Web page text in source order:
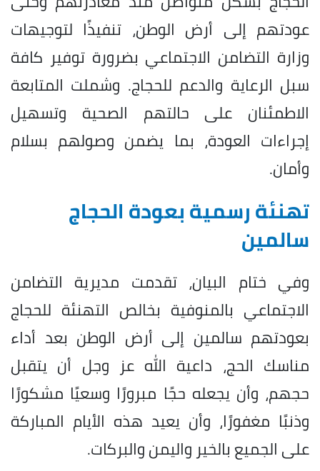
عودتهم إلى أرض الوطن، تنفيذًا لتوجيهات
وزارة التضامن الاجتماعي بضرورة توفير كافة
سبل الرعاية والدعم للحجاج. وشملت المتابعة
الاطمئنان على حالتهم الصحية وتسهيل
إجراءات العودة، بما يضمن وصولهم بسلام
وأمان.
تهنئة رسمية بعودة الحجاج
سالمين
وفي ختام البيان، تقدمت مديرية التضامن
الاجتماعي بالمنوفية بخالص التهنئة للحجاج
بعودتهم سالمين إلى أرض الوطن بعد أداء
مناسك الحج، داعية الله عز وجل أن يتقبل
حجهم، وأن يجعله حجًا مبرورًا وسعيًا مشكورًا
وذنبًا مغفورًا، وأن يعيد هذه الأيام المباركة
على الجميع بالخير واليمن والبركات.